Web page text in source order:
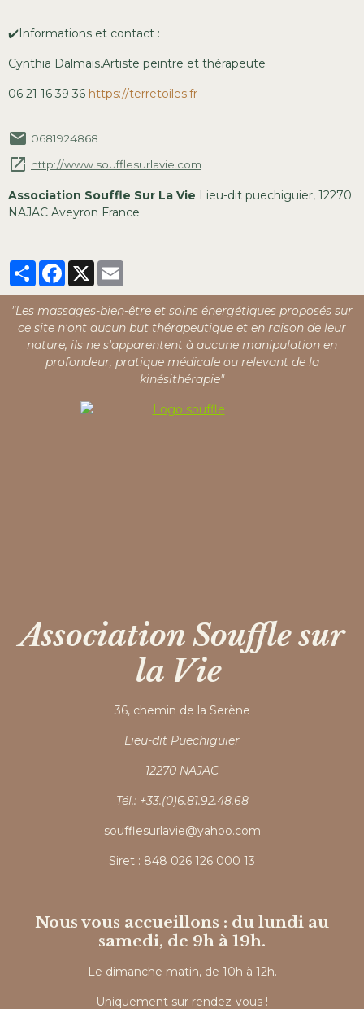
✔️Informations et contact :
Cynthia Dalmais.Artiste peintre et thérapeute
06 21 16 39 36 https://terretoiles.fr
0681924868
http://www.soufflesurlavie.com
Association Souffle Sur La Vie Lieu-dit puechiguier, 12270
NAJAC Aveyron France
PartagerFacebook
X
"Les massages-bien-être et soins énergétiques proposés sur
ce site n'ont aucun but thérapeutique et en raison de leur
nature, ils ne s'apparentent à aucune manipulation en
profondeur, pratique médicale ou relevant de la
kinésithérapie"
Association Souffle sur
la Vie
36, chemin de la Serène
Lieu-dit Puechiguier
12270 NAJAC
Tél.: +33.(0)6.81.92.48.68
soufflesurlavie@yahoo.com
Siret : 848 026 126 000 13
Nous vous accueillons : du lundi au
samedi, de 9h à 19h.
Le dimanche matin, de 10h à 12h.
Uniquement sur rendez-vous !